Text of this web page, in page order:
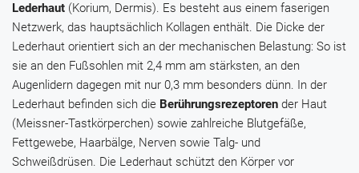
Lederhaut (Korium, Dermis). Es besteht aus einem faserigen
Netzwerk, das hauptsächlich Kollagen enthält. Die Dicke der
Lederhaut orientiert sich an der mechanischen Belastung: So ist
sie an den Fußsohlen mit 2,4 mm am stärksten, an den
Augenlidern dagegen mit nur 0,3 mm besonders dünn. In der
Lederhaut befinden sich die Berührungsrezeptoren der Haut
(Meissner-Tastkörperchen) sowie zahlreiche Blutgefäße,
Fettgewebe, Haarbälge, Nerven sowie Talg- und
Schweißdrüsen. Die Lederhaut schützt den Körper vor